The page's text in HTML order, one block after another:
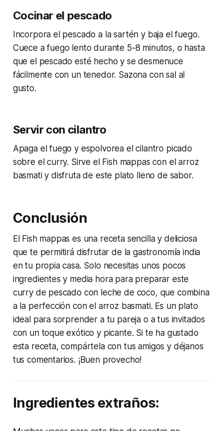
Cocinar el pescado
Incorpora el pescado a la sartén y baja el fuego.
Cuece a fuego lento durante 5-8 minutos, o hasta
que el pescado esté hecho y se desmenuce
fácilmente con un tenedor. Sazona con sal al
gusto.
Servir con cilantro
Apaga el fuego y espolvorea el cilantro picado
sobre el curry. Sirve el Fish mappas con el arroz
basmati y disfruta de este plato lleno de sabor.
Conclusión
El Fish mappas es una receta sencilla y deliciosa
que te permitirá disfrutar de la gastronomía india
en tu propia casa. Solo necesitas unos pocos
ingredientes y media hora para preparar este
curry de pescado con leche de coco, que combina
a la perfección con el arroz basmati. Es un plato
ideal para sorprender a tu pareja o a tus invitados
con un toque exótico y picante. Si te ha gustado
esta receta, compártela con tus amigos y déjanos
tus comentarios. ¡Buen provecho!
Ingredientes extraños: